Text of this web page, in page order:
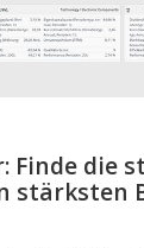
Finde die
stärksten